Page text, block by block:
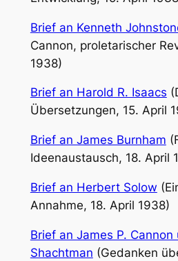
Brief an Kenneth
Cannon, proletarischer
1938)
Brief an Harold R. Isaacs
Übersetzungen, 15. April
Brief an James Burnham
Ideenaustausch, 18. April
Brief an Herbert Solow
Annahme, 18. April 1938)
Brief an James P. Cannon
Shachtman (Gedanken